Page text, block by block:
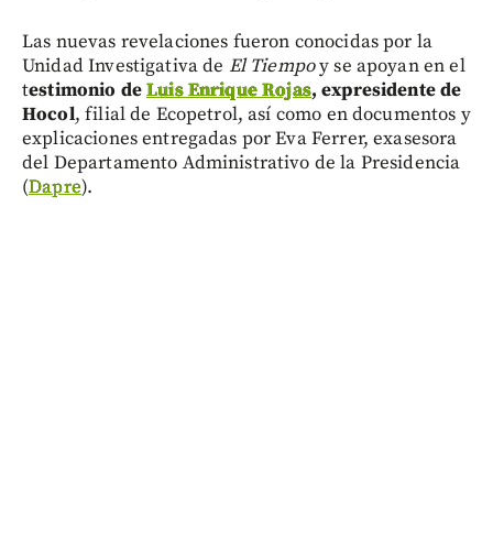
Las nuevas revelaciones fueron conocidas por la
Unidad Investigativa de El Tiempoy se apoyan en el
testimonio deLuis Enrique Rojas, expresidente de
Hocol, filial de Ecopetrol, así como en documentos y
explicaciones entregadas por Eva Ferrer, exasesora
del Departamento Administrativo de la Presidencia
(Dapre).